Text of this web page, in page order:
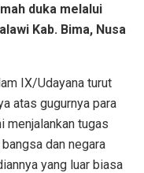
duka melalui
Kab. Bima, Nusa
IX/Udayana turut
atas gugurnya para
menjalankan tugas
dan negara
yang luar biasa